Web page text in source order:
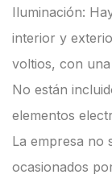
Iluminación:
interior y
voltios, con
No están
elementos
La empresa no
ocasionados